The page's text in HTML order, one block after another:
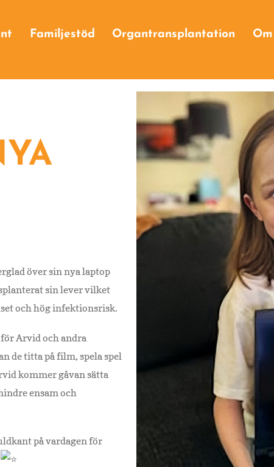
Ge företagsgåva
Våra företagssponsorer
Familjestöd Organtransplantation
över sin nya laptop
sin lever vilket
och hög infektionsrisk.
Arvid och andra
de titta på film, spela spel
kommer gåvan sätta
ensam och
på vardagen för